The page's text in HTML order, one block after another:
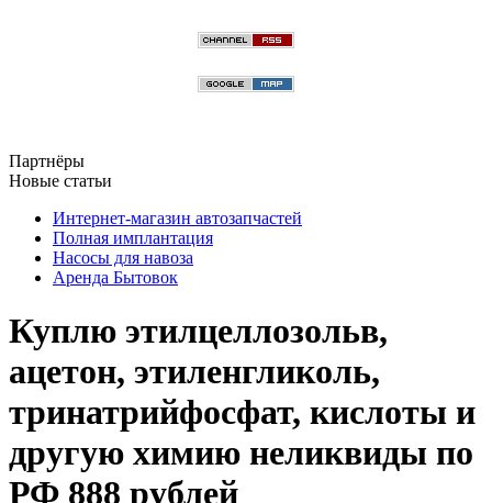
Партнёры
Новые статьи
Интернет-магазин автозапчастей
Полная имплантация
Насосы для навоза
Аренда Бытовок
Куплю этилцеллозольв,
ацетон, этиленгликоль,
тринатрийфосфат, кислоты и
другую химию неликвиды по
РФ 888 рублей